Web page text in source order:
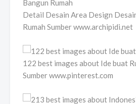
Detail Desain Area Design
Rumah Sumber www.archipidi.net
122 best images about Ide buat
Sumber www.pinterest.com